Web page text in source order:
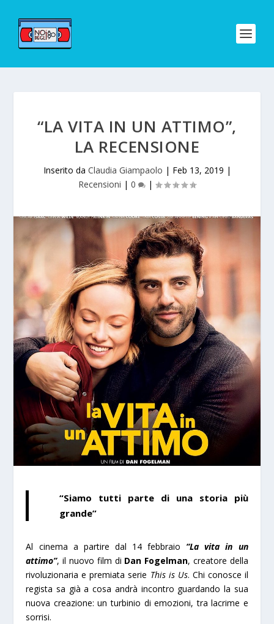
“LA VITA IN UN ATTIMO”,
LA RECENSIONE
Inserito da Claudia Giampaolo | Feb 13, 2019 |
Recensioni | 0 |
“Siamo tutti parte di una storia più
grande”
Al cinema a partire dal 14 febbraio “La vita in un
attimo”, il nuovo film di Dan Fogelman, creatore della
rivoluzionaria e premiata serie This is Us. Chi conosce il
regista sa già a cosa andrà incontro guardando la sua
nuova creazione: un turbinio di emozioni, tra lacrime e
sorrisi.